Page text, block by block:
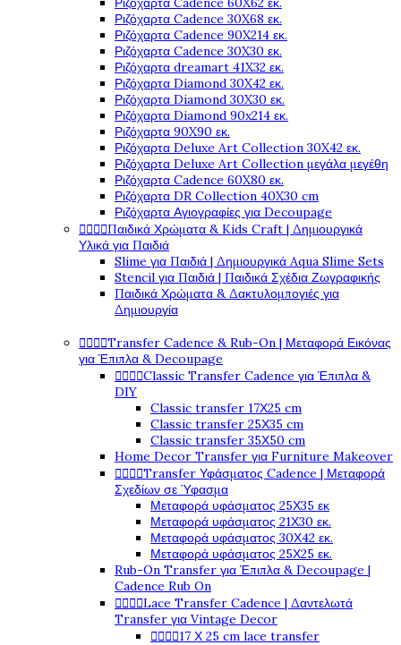
Ριζόχαρτα Cadence 30X68 εκ.
Ριζόχαρτα Cadence 90X214 εκ.
Ριζόχαρτα Cadence 30X30 εκ.
Ριζόχαρτα dreamart 41X32 εκ.
Ριζόχαρτα Diamond 30X42 εκ.
Ριζόχαρτα Diamond 30X30 εκ.
Ριζόχαρτα Diamond 90x214 εκ.
Ριζόχαρτα 90X90 εκ.
Ριζόχαρτα Deluxe Art Collection 30X42 εκ.
Ριζόχαρτα Deluxe Art Collection μεγάλα μεγέθη
Ριζόχαρτα Cadence 60X80 εκ.
Ριζόχαρτα DR Collection 40X30 cm
Ριζόχαρτα Αγιογραφίες για Decoupage
   Παιδικά Χρώματα & Kids Craft | Δημιουργικά
Υλικά για Παιδιά
Slime για Παιδιά | Δημιουργικά Aqua Slime Sets
Stencil για Παιδιά | Παιδικά Σχέδια Ζωγραφικής
Παιδικά Χρώματα & Δακτυλομπογιές για
Δημιουργία
   Transfer Cadence & Rub-On | Μεταφορά Εικόνας
για Έπιπλα & Decoupage
   Classic Transfer Cadence για Έπιπλα &
DIY
Classic transfer 17Χ25 cm
Classic transfer 25Χ35 cm
Classic transfer 35Χ50 cm
Home Decor Transfer για Furniture Makeover
   Transfer Υφάσματος Cadence | Μεταφορά
Σχεδίων σε Ύφασμα
Μεταφορά υφάσματος 25Χ35 εκ
Μεταφορά υφάσματος 21Χ30 εκ.
Μεταφορά υφάσματος 30Χ42 εκ.
Μεταφορά υφάσματος 25Χ25 εκ.
Rub-On Transfer για Έπιπλα & Decoupage |
Cadence Rub On
   Lace Transfer Cadence | Δαντελωτά
Transfer για Vintage Decor
   17 Χ 25 cm lace transfer